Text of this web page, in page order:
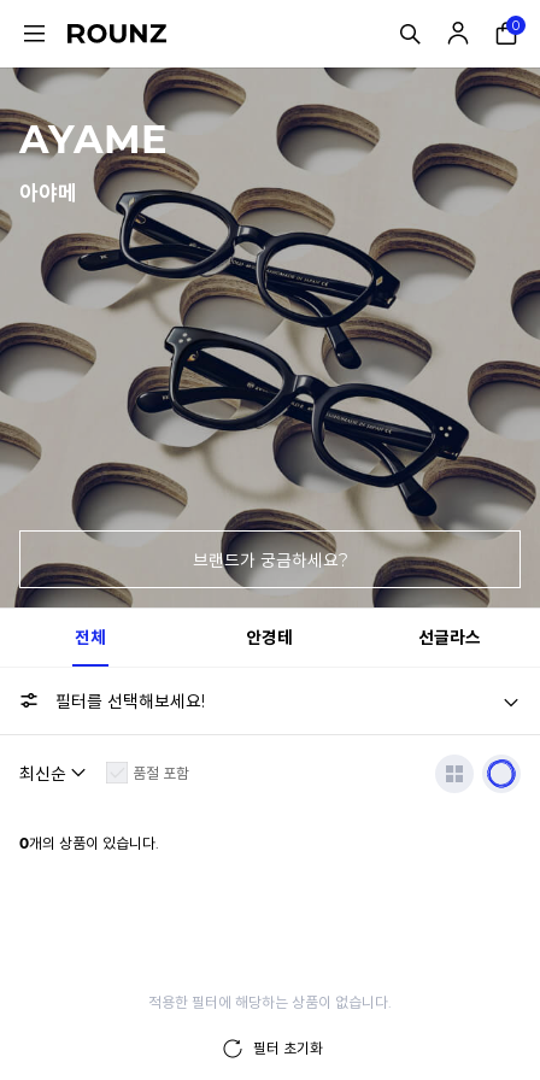
0
AYAME
아야메
브랜드가 궁금하세요?
전체 안경테 선글라스
필터를 선택해보세요!
품절 포함
0개의 상품이 있습니다.
적용한 필터에 해당하는 상품이 없습니다.
필터 초기화